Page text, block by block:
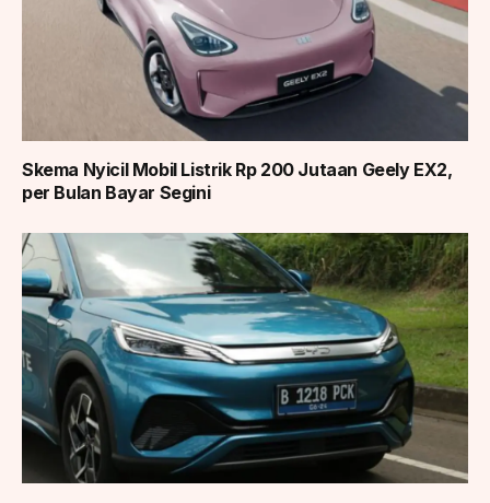
Skema Nyicil Mobil Listrik Rp 200 Jutaan Geely EX2,
per Bulan Bayar Segini